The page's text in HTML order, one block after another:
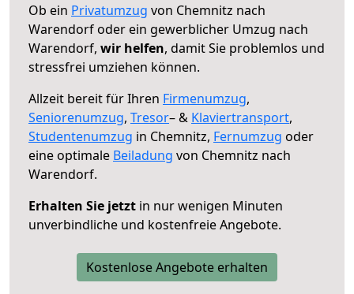
Ob ein Privatumzug von Chemnitz nach
Warendorf oder ein gewerblicher Umzug nach
Warendorf, wir helfen, damit Sie problemlos und
stressfrei umziehen können.
Allzeit bereit für Ihren Firmenumzug,
Seniorenumzug, Tresor– & Klaviertransport,
Studentenumzug in Chemnitz, Fernumzug oder
eine optimale Beiladung von Chemnitz nach
Warendorf.
Erhalten Sie jetzt in nur wenigen Minuten
unverbindliche und kostenfreie Angebote.
Kostenlose Angebote erhalten